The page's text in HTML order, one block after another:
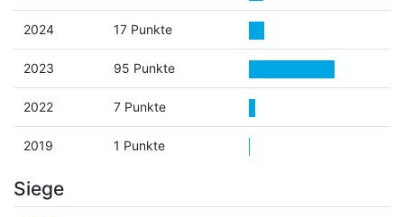
2024 17 Punkte
2023 95 Punkte
2022 7 Punkte
2019 1 Punkte
Siege